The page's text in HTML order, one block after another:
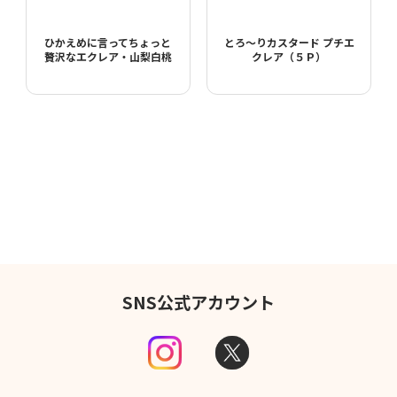
ひかえめに言ってちょっと
贅沢なエクレア・山梨白桃
とろ～りカスタード プチエ
クレア（５Ｐ）
SNS公式アカウント